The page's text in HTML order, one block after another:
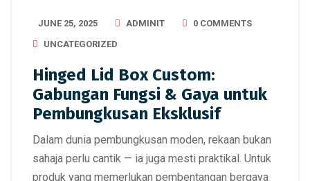
JUNE 25, 2025 ADMINIT
0 COMMENTS
UNCATEGORIZED
Hinged Lid Box Custom:
Gabungan Fungsi & Gaya untuk
Pembungkusan Eksklusif
Dalam dunia pembungkusan moden, rekaan bukan
sahaja perlu cantik — ia juga mesti praktikal. Untuk
produk yang memerlukan pembentangan bergaya